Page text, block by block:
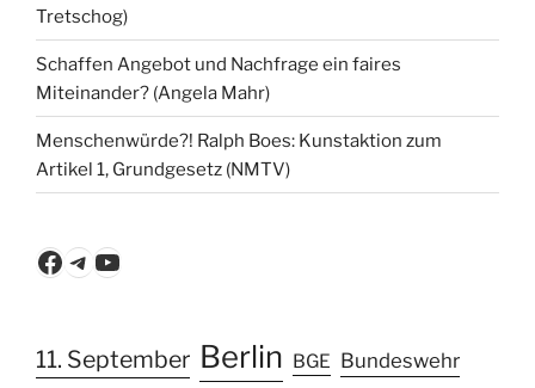
Tretschog)
Schaffen Angebot und Nachfrage ein faires
Miteinander? (Angela Mahr)
Menschenwürde?! Ralph Boes: Kunstaktion zum
Artikel 1, Grundgesetz (NMTV)
Facebook
Telegram
YouTube
11. September Berlin BGE Bundeswehr